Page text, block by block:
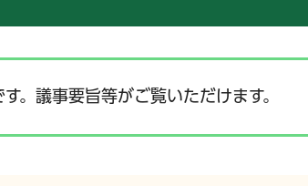
。議事要旨等がご覧いただけます。